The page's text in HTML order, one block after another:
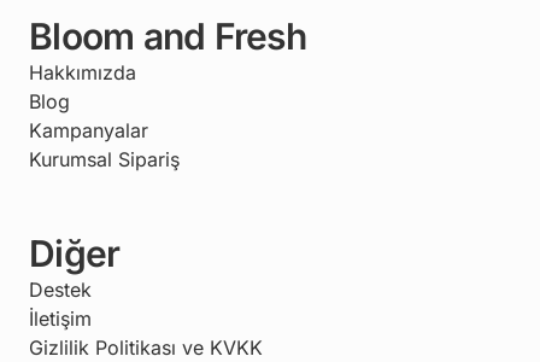
Bloom and Fresh
Hakkımızda
Blog
Kampanyalar
Kurumsal Sipariş
Diğer
Destek
İletişim
Gizlilik Politikası ve KVKK